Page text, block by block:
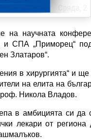
научната
и СПА „Приморец“
Златаров“.
в хирургията“ и
на елита на
Никола Владов.
в амбицията си да
лекари от региона